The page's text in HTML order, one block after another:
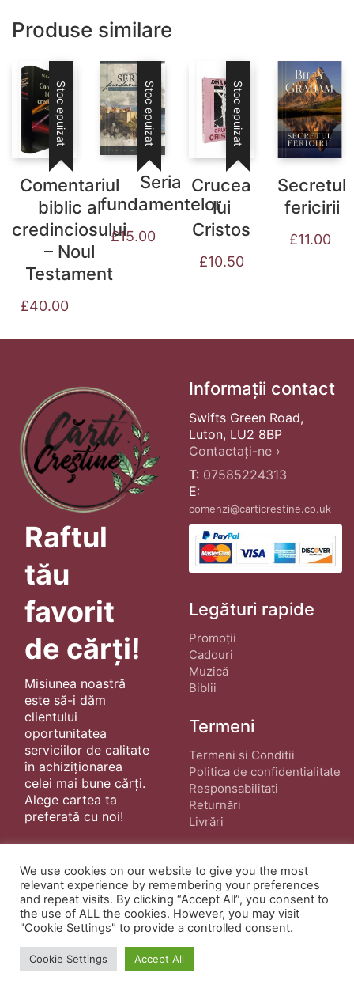
Produse similare
Stoc epuizat
Comentariul
biblic al
credinciosului
– Noul
Testament
£40.00
Stoc epuizat
Seria
fundamentelor
£15.00
Stoc epuizat
Crucea
lui
Cristos
£10.50
Secretul
fericirii
£11.00
Raftul
tău
favorit
de cărți!
Misiunea noastră
este să-i dăm
clientului
oportunitatea
serviciilor de calitate
în achiziționarea
celei mai bune cărți.
Alege cartea ta
preferată cu noi!
Informații contact
Swifts Green Road,
Luton, LU2 8BP
Contactați-ne ›
T: 07585224313
E:
comenzi@carticrestine.co.uk
Legături rapide
Promoții
Cadouri
Muzică
Biblii
Termeni
Termeni si Conditii
Politica de confidentialitate
Responsabilitati
Returnări
Livrări
© Copyright 2022 ·Cărți Creștine| Creat de
wphostee.uk· Toate Drepturile Rezervate
We use cookies on our website to give you the most
relevant experience by remembering your preferences
and repeat visits. By clicking “Accept All”, you consent to
the use of ALL the cookies. However, you may visit
"Cookie Settings" to provide a controlled consent.
Cookie Settings Accept All